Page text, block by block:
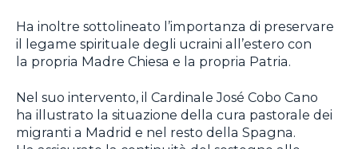
Ha inoltre sottolineato l’importanza di preservare
il legame spirituale degli ucraini all’estero con
la propria Madre Chiesa e la propria Patria.
Nel suo intervento, il Cardinale José Cobo Cano
ha illustrato la situazione della cura pastorale dei
migranti a Madrid e nel resto della Spagna.